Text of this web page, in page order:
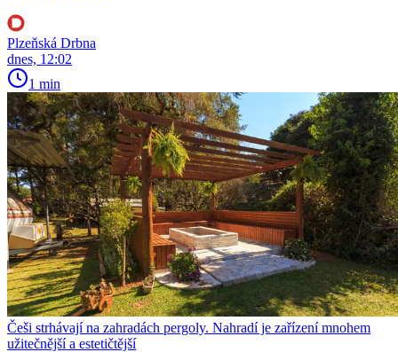
Plzeňská Drbna
dnes, 12:02
1 min
Češi strhávají na zahradách pergoly. Nahradí je zařízení mnohem
užitečnější a estetičtější